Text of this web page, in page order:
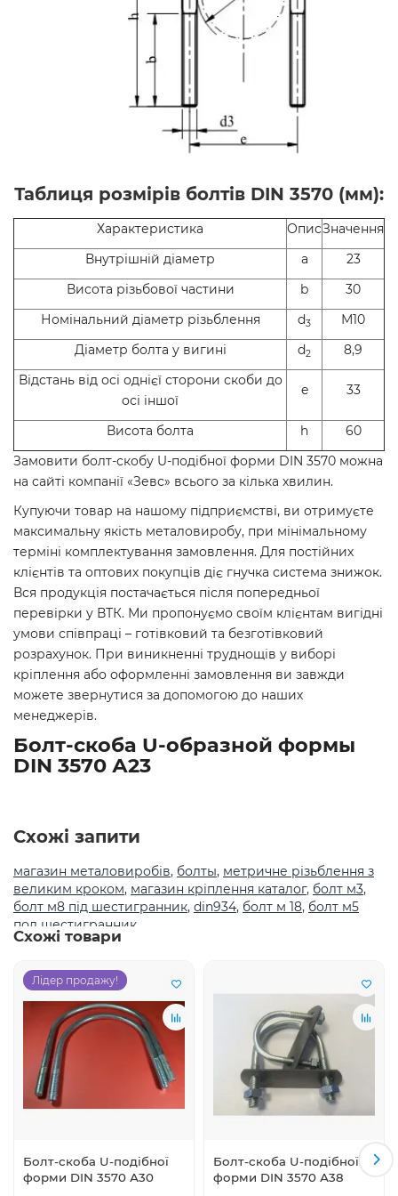
Таблиця розмірів болтів DIN 3570 (мм):
Характеристика ОписЗначення
Внутрішній діаметр
a
23
Висота різьбової частини
b
30
Номінальний діаметр різьблення
d3
М10
Діаметр болта у вигині
d2
8,9
Відстань від осі однієї сторони скоби до
осі іншої
e 33
Висота болта h
60
Замовити болт-скобу U-подібної форми DIN 3570 можна
на сайті компанії «Зевс» всього за кілька хвилин.
Купуючи товар на нашому підприємстві, ви отримуєте
максимальну якість металовиробу, при мінімальному
терміні комплектування замовлення. Для постійних
клієнтів та оптових покупців діє гнучка система знижок.
Вся продукція постачається після попередньої
перевірки у ВТК. Ми пропонуємо своїм клієнтам вигідні
умови співпраці – готівковий та безготівковий
розрахунок. При виникненні труднощів у виборі
кріплення або оформленні замовлення ви завжди
можете звернутися за допомогою до наших
менеджерів.
Болт-скоба U-образной формы
DIN 3570 А23
Схожі запити
магазин металовиробів, болты, метричне різьблення з
великим кроком, магазин кріплення каталог, болт м3,
болт м8 під шестигранник, din934, болт м 18, болт м5
под шестигранник
Схожі товари
Лідер продажу!
Болт-скоба U-подібної
форми DIN 3570 А30
Болт-скоба U-подібної
форми DIN 3570 А38